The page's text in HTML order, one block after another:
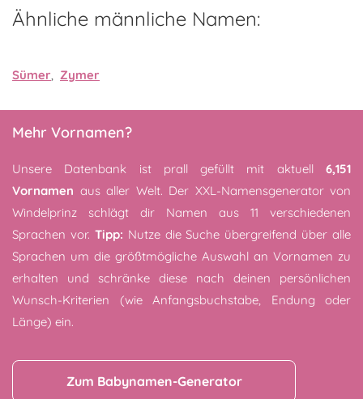
Ähnliche männliche Namen:
Sümer, Zymer
Mehr Vornamen?
Unsere Datenbank ist prall gefüllt mit aktuell 6,151
Vornamen aus aller Welt. Der XXL-Namensgenerator von
Windelprinz schlägt dir Namen aus 11 verschiedenen
Sprachen vor. Tipp: Nutze die Suche übergreifend über alle
Sprachen um die größtmögliche Auswahl an Vornamen zu
erhalten und schränke diese nach deinen persönlichen
Wunsch-Kriterien (wie Anfangsbuchstabe, Endung oder
Länge) ein.
Zum Babynamen-Generator